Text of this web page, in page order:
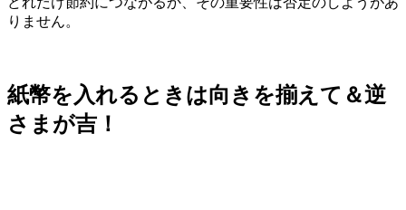
りません。
紙幣を入れるときは向きを揃えて＆逆
さまが吉！